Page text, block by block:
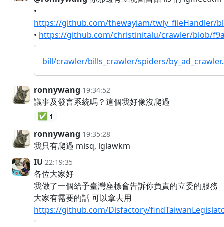
•
https://github.com/thewayiam/twly_fileHandler/
• https://github.com/christinitalu/crawler/blob/
bill/crawler/bills_crawler/spiders/
ronnywang 19:34:52
議事及發言系統嗎？這個我好像沒爬過
✅ 1
ronnywang 19:35:28
我只有爬過 misq, lglawkm
IU 22:19:35
各位大家好
我做了一個給予臺灣座標會告訴你負責的立委的服務
大家有需要的話 可以拿去用
https://github.com/Disfactory/